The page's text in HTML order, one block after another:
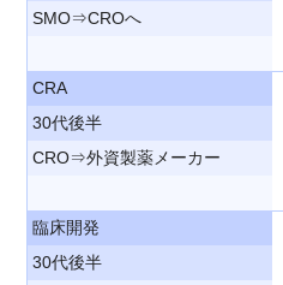
SMO⇒CROへ
CRA
30代後半
CRO⇒外資製薬メーカー
臨床開発
30代後半